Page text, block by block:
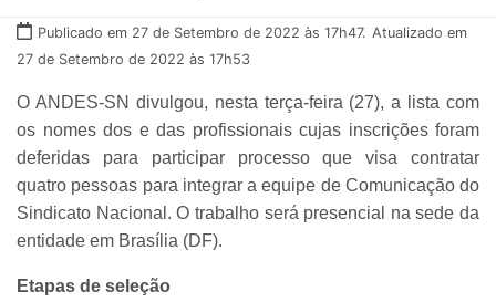
Publicado em 27 de Setembro de 2022 às 17h47. Atualizado em
27 de Setembro de 2022 às 17h53
O ANDES-SN divulgou, nesta terça-feira (27), a lista com
os nomes dos e das profissionais cujas inscrições foram
deferidas para participar processo que visa contratar
quatro pessoas para integrar a equipe de Comunicação do
Sindicato Nacional. O trabalho será presencial na sede da
entidade em Brasília (DF).
Etapas de seleção